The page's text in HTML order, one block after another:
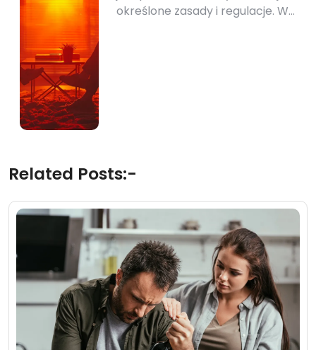
określone zasady i regulacje. W…
Related Posts:-